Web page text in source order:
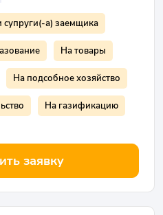
супруги(-а) заемщика
На товары
На подсобное хозяйство
На газификацию
заявку